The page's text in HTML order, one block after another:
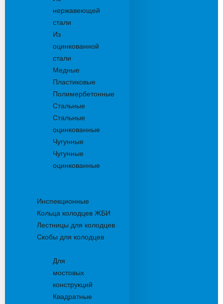
нержавеющей
стали
Из
оцинкованной
стали
Медные
Пластиковые
Полимербетонные
Стальные
Стальные
оцинкованные
Чугунные
Чугунные
оцинкованные
Инспекционные
Кольца колодцев ЖБИ
Лестницы для колодцев
Скобы для колодцев
Для
мостовых
конструкций
Квадратные